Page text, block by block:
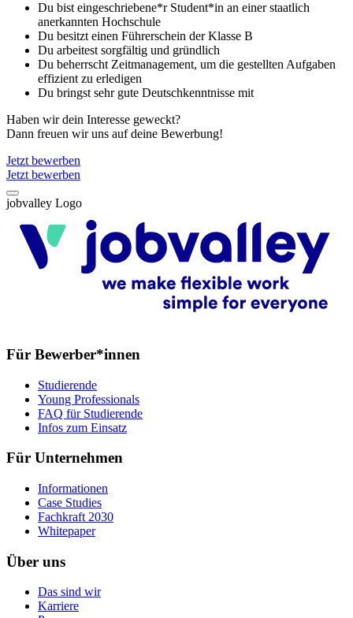
Du bist eingeschriebene*r Student*in an einer staatlich
anerkannten Hochschule
Du besitzt einen Führerschein der Klasse B
Du arbeitest sorgfältig und gründlich
Du beherrscht Zeitmanagement, um die gestellten Aufgaben
effizient zu erledigen
Du bringst sehr gute Deutschkenntnisse mit
Haben wir dein Interesse geweckt?
Dann freuen wir uns auf deine Bewerbung!
Jetzt bewerben
Jetzt bewerben
jobvalley Logo
Für Bewerber*innen
Studierende
Young Professionals
FAQ für Studierende
Infos zum Einsatz
Für Unternehmen
Informationen
Case Studies
Fachkraft 2030
Whitepaper
Über uns
Das sind wir
Karriere